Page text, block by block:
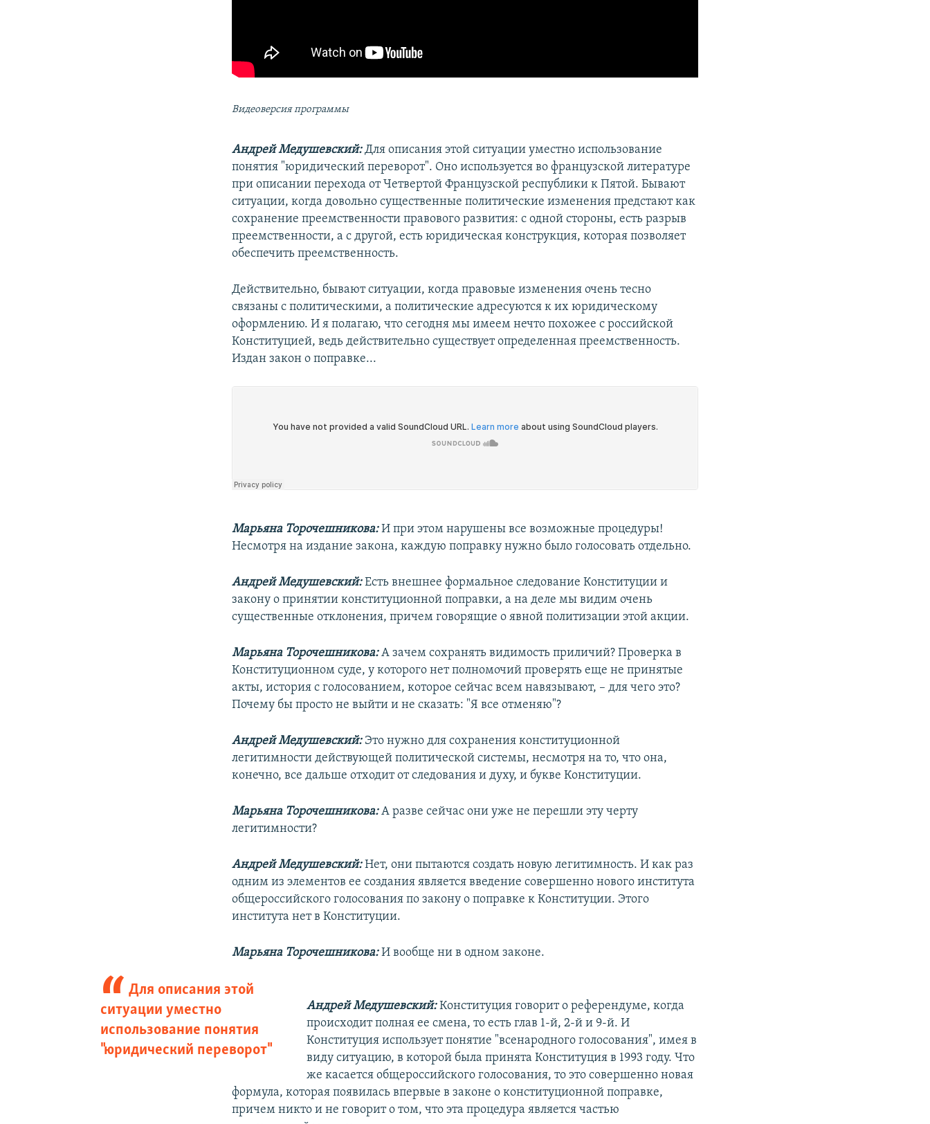
Видеоверсия программы
Андрей Медушевский:Для описания этой ситуации уместно использование
понятия "юридический переворот". Оно используется во французской литературе
при описании перехода от Четвертой Французской республики к Пятой. Бывают
ситуации, когда довольно существенные политические изменения предстают как
сохранение преемственности правового развития: с одной стороны, есть разрыв
преемственности, а с другой, есть юридическая конструкция, которая позволяет
обеспечить преемственность.
Действительно, бывают ситуации, когда правовые изменения очень тесно
связаны с политическими, а политические адресуются к их юридическому
оформлению. И я полагаю, что сегодня мы имеем нечто похожее с российской
Конституцией, ведь действительно существует определенная преемственность.
Издан закон о поправке...
Марьяна Торочешникова:И при этом нарушены все возможные процедуры!
Несмотря на издание закона, каждую поправку нужно было голосовать отдельно.
Андрей Медушевский:Есть внешнее формальное следование Конституции и
закону о принятии конституционной поправки, а на деле мы видим очень
существенные отклонения, причем говорящие о явной политизации этой акции.
Марьяна Торочешникова:А зачем сохранять видимость приличий? Проверка в
Конституционном суде, у которого нет полномочий проверять еще не принятые
акты, история с голосованием, которое сейчас всем навязывают, – для чего это?
Почему бы просто не выйти и не сказать: "Я все отменяю"?
Андрей Медушевский:Это нужно для сохранения конституционной
легитимности действующей политической системы, несмотря на то, что она,
конечно, все дальше отходит от следования и духу, и букве Конституции.
Марьяна Торочешникова:А разве сейчас они уже не перешли эту черту
легитимности?
Андрей Медушевский:Нет, они пытаются создать новую легитимность. И как раз
одним из элементов ее создания является введение совершенно нового института
общероссийского голосования по закону о поправке к Конституции. Этого
института нет в Конституции.
Марьяна Торочешникова:И вообще ни в одном законе.
Для описания этой
ситуации уместно
использование понятия
"юридический переворот"
Андрей Медушевский:Конституция говорит о референдуме, когда
происходит полная ее смена, то есть глав 1-й, 2-й и 9-й. И
Конституция использует понятие "всенародного голосования", имея в
виду ситуацию, в которой была принята Конституция в 1993 году. Что
же касается общероссийского голосования, то это совершенно новая
формула, которая появилась впервые в законе о конституционной поправке,
причем никто и не говорит о том, что эта процедура является частью